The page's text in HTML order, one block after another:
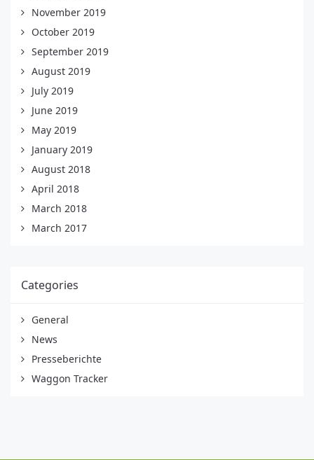
November 2019
October 2019
September 2019
August 2019
July 2019
June 2019
May 2019
January 2019
August 2018
April 2018
March 2018
March 2017
Categories
General
News
Presseberichte
Waggon Tracker